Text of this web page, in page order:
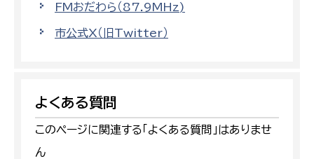
FMおだわら（87.9MHz)
市公式X（旧Twitter）
よくある質問
このページに関連する「よくある質問」はありませ
ん